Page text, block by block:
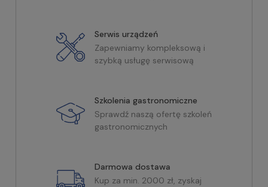
Serwis urządzeń
Zapewniamy kompleksową i
szybką usługę serwisową
Szkolenia gastronomiczne
Sprawdź naszą ofertę szkoleń
gastronomicznych
Darmowa dostawa
Kup za min. 2000 zł, zyskaj